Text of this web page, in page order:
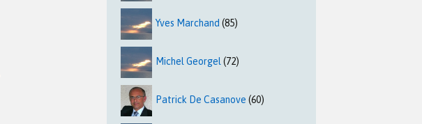
Yves Marchand (85)
Michel Georgel (72)
Patrick De Casanove (60)